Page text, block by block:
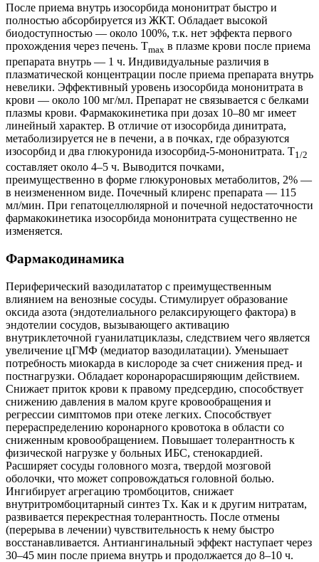
После приема внутрь изосорбида мононитрат быстро и
полностью абсорбируется из ЖКТ. Обладает высокой
биодоступностью — около 100%, т.к. нет эффекта первого
прохождения через печень. Tmax в плазме крови после приема
препарата внутрь — 1 ч. Индивидуальные различия в
плазматической концентрации после приема препарата внутрь
невелики. Эффективный уровень изосорбида мононитрата в
крови — около 100 мг/мл. Препарат не связывается с белками
плазмы крови. Фармакокинетика при дозах 10–80 мг имеет
линейный характер. В отличие от изосорбида динитрата,
метаболизируется не в печени, а в почках, где образуются
изосорбид и два глюкуронида изосорбид-5-мононитрата. T1/2
составляет около 4–5 ч. Выводится почками,
преимущественно в форме глюкуроновых метаболитов, 2% —
в неизмененном виде. Почечный клиренс препарата — 115
мл/мин. При гепатоцеллюлярной и почечной недостаточности
фармакокинетика изосорбида мононитрата существенно не
изменяется.
Фармакодинамика
Периферический вазодилататор с преимущественным
влиянием на венозные сосуды. Стимулирует образование
оксида азота (эндотелиального релаксирующего фактора) в
эндотелии сосудов, вызывающего активацию
внутриклеточной гуанилатциклазы, следствием чего является
увеличение цГМФ (медиатор вазодилатации). Уменьшает
потребность миокарда в кислороде за счет снижения пред- и
постнагрузки. Обладает коронарорасширяющим действием.
Снижает приток крови к правому предсердию, способствует
снижению давления в малом круге кровообращения и
регрессии симптомов при отеке легких. Способствует
перераспределению коронарного кровотока в области со
сниженным кровообращением. Повышает толерантность к
физической нагрузке у больных ИБС, стенокардией.
Расширяет сосуды головного мозга, твердой мозговой
оболочки, что может сопровождаться головной болью.
Ингибирует агрегацию тромбоцитов, снижает
внутритромбоцитарный синтез Tx. Как и к другим нитратам,
развивается перекрестная толерантность. После отмены
(перерыва в лечении) чувствительность к нему быстро
восстанавливается. Антиангинальный эффект наступает через
30–45 мин после приема внутрь и продолжается до 8–10 ч.